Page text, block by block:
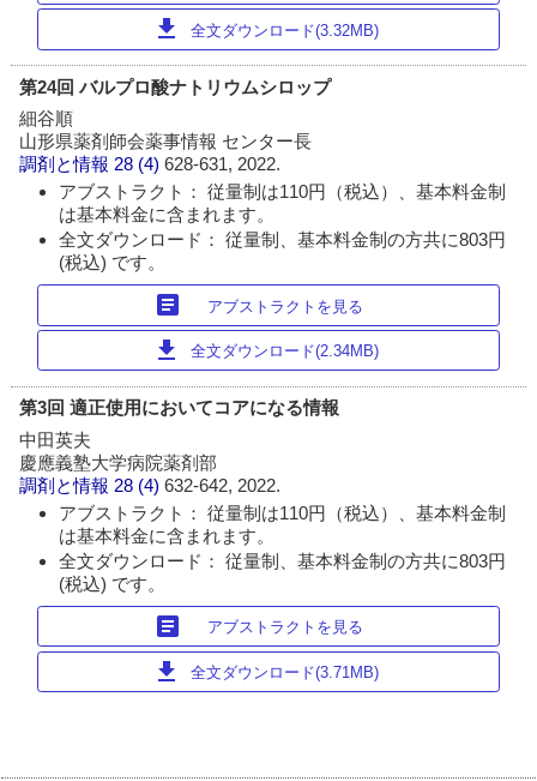
download 全文ダウンロード(3.32MB)
第24回 バルプロ酸ナトリウムシロップ
細谷順
山形県薬剤師会薬事情報 センター長
調剤と情報 28 (4)628-631, 2022.
アブストラクト： 従量制は110円（税込）、基本料金制
は基本料金に含まれます。
全文ダウンロード： 従量制、基本料金制の方共に803円
(税込) です。
article アブストラクトを見る
download 全文ダウンロード(2.34MB)
第3回 適正使用においてコアになる情報
中田英夫
慶應義塾大学病院薬剤部
調剤と情報 28 (4)632-642, 2022.
アブストラクト： 従量制は110円（税込）、基本料金制
は基本料金に含まれます。
全文ダウンロード： 従量制、基本料金制の方共に803円
(税込) です。
article アブストラクトを見る
download 全文ダウンロード(3.71MB)